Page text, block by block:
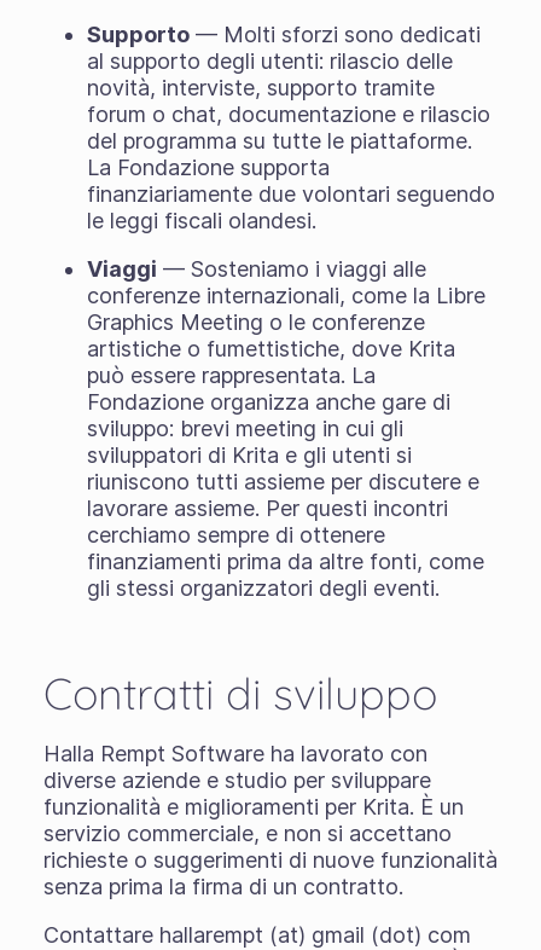
Supporto— Molti sforzi sono dedicati
al supporto degli utenti: rilascio delle
novità, interviste, supporto tramite
forum o chat, documentazione e rilascio
del programma su tutte le piattaforme.
La Fondazione supporta
finanziariamente due volontari seguendo
le leggi fiscali olandesi.
Viaggi — Sosteniamo i viaggi alle
conferenze internazionali, come la Libre
Graphics Meeting o le conferenze
artistiche o fumettistiche, dove Krita
può essere rappresentata. La
Fondazione organizza anche gare di
sviluppo: brevi meeting in cui gli
sviluppatori di Krita e gli utenti si
riuniscono tutti assieme per discutere e
lavorare assieme. Per questi incontri
cerchiamo sempre di ottenere
finanziamenti prima da altre fonti, come
gli stessi organizzatori degli eventi.
Contratti di sviluppo
Halla Rempt Software ha lavorato con
diverse aziende e studio per sviluppare
funzionalità e miglioramenti per Krita. È un
servizio commerciale, e non si accettano
richieste o suggerimenti di nuove funzionalità
senza prima la firma di un contratto.
Contattare hallarempt (at) gmail (dot) com